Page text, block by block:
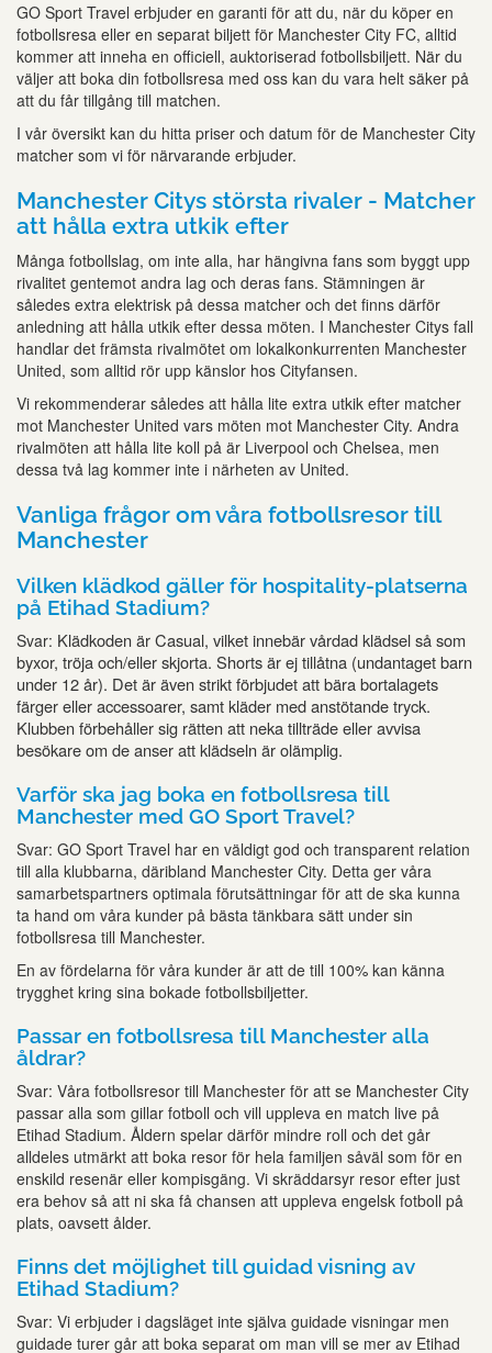
GO Sport Travel erbjuder en garanti för att du, när du köper en
fotbollsresa eller en separat biljett för Manchester City FC, alltid
kommer att inneha en officiell, auktoriserad fotbollsbiljett. När du
väljer att boka din fotbollsresa med oss kan du vara helt säker på
att du får tillgång till matchen.
I vår översikt kan du hitta priser och datum för de Manchester City
matcher som vi för närvarande erbjuder.
Manchester Citys största rivaler - Matcher
att hålla extra utkik efter
Många fotbollslag, om inte alla, har hängivna fans som byggt upp
rivalitet gentemot andra lag och deras fans. Stämningen är
således extra elektrisk på dessa matcher och det finns därför
anledning att hålla utkik efter dessa möten. I Manchester Citys fall
handlar det främsta rivalmötet om lokalkonkurrenten Manchester
United, som alltid rör upp känslor hos Cityfansen.
Vi rekommenderar således att hålla lite extra utkik efter matcher
mot Manchester United vars möten mot Manchester City. Andra
rivalmöten att hålla lite koll på är Liverpool och Chelsea, men
dessa två lag kommer inte i närheten av United.
Vanliga frågor om våra fotbollsresor till
Manchester
Vilken klädkod gäller för hospitality-platserna
på Etihad Stadium?
Svar: Klädkoden är Casual, vilket innebär vårdad klädsel så som
byxor, tröja och/eller skjorta. Shorts är ej tillåtna (undantaget barn
under 12 år). Det är även strikt förbjudet att bära bortalagets
färger eller accessoarer, samt kläder med anstötande tryck.
Klubben förbehåller sig rätten att neka tillträde eller avvisa
besökare om de anser att klädseln är olämplig.
Varför ska jag boka en fotbollsresa till
Manchester med GO Sport Travel?
Svar: GO Sport Travel har en väldigt god och transparent relation
till alla klubbarna, däribland Manchester City. Detta ger våra
samarbetspartners optimala förutsättningar för att de ska kunna
ta hand om våra kunder på bästa tänkbara sätt under sin
fotbollsresa till Manchester.
En av fördelarna för våra kunder är att de till 100% kan känna
trygghet kring sina bokade fotbollsbiljetter.
Passar en fotbollsresa till Manchester alla
åldrar?
Svar: Våra fotbollsresor till Manchester för att se Manchester City
passar alla som gillar fotboll och vill uppleva en match live på
Etihad Stadium. Åldern spelar därför mindre roll och det går
alldeles utmärkt att boka resor för hela familjen såväl som för en
enskild resenär eller kompisgäng. Vi skräddarsyr resor efter just
era behov så att ni ska få chansen att uppleva engelsk fotboll på
plats, oavsett ålder.
Finns det möjlighet till guidad visning av
Etihad Stadium?
Svar: Vi erbjuder i dagsläget inte själva guidade visningar men
guidade turer går att boka separat om man vill se mer av Etihad